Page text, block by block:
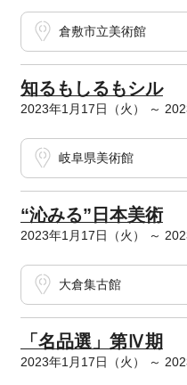
倉敷市立美術館
知るもしるもシル
2023年1月17日（火） ～
岐阜県美術館
“沁みる”日本美術
2023年1月17日（火） ～
大倉集古館
「名品選」第Ⅳ期
2023年1月17日（火） ～